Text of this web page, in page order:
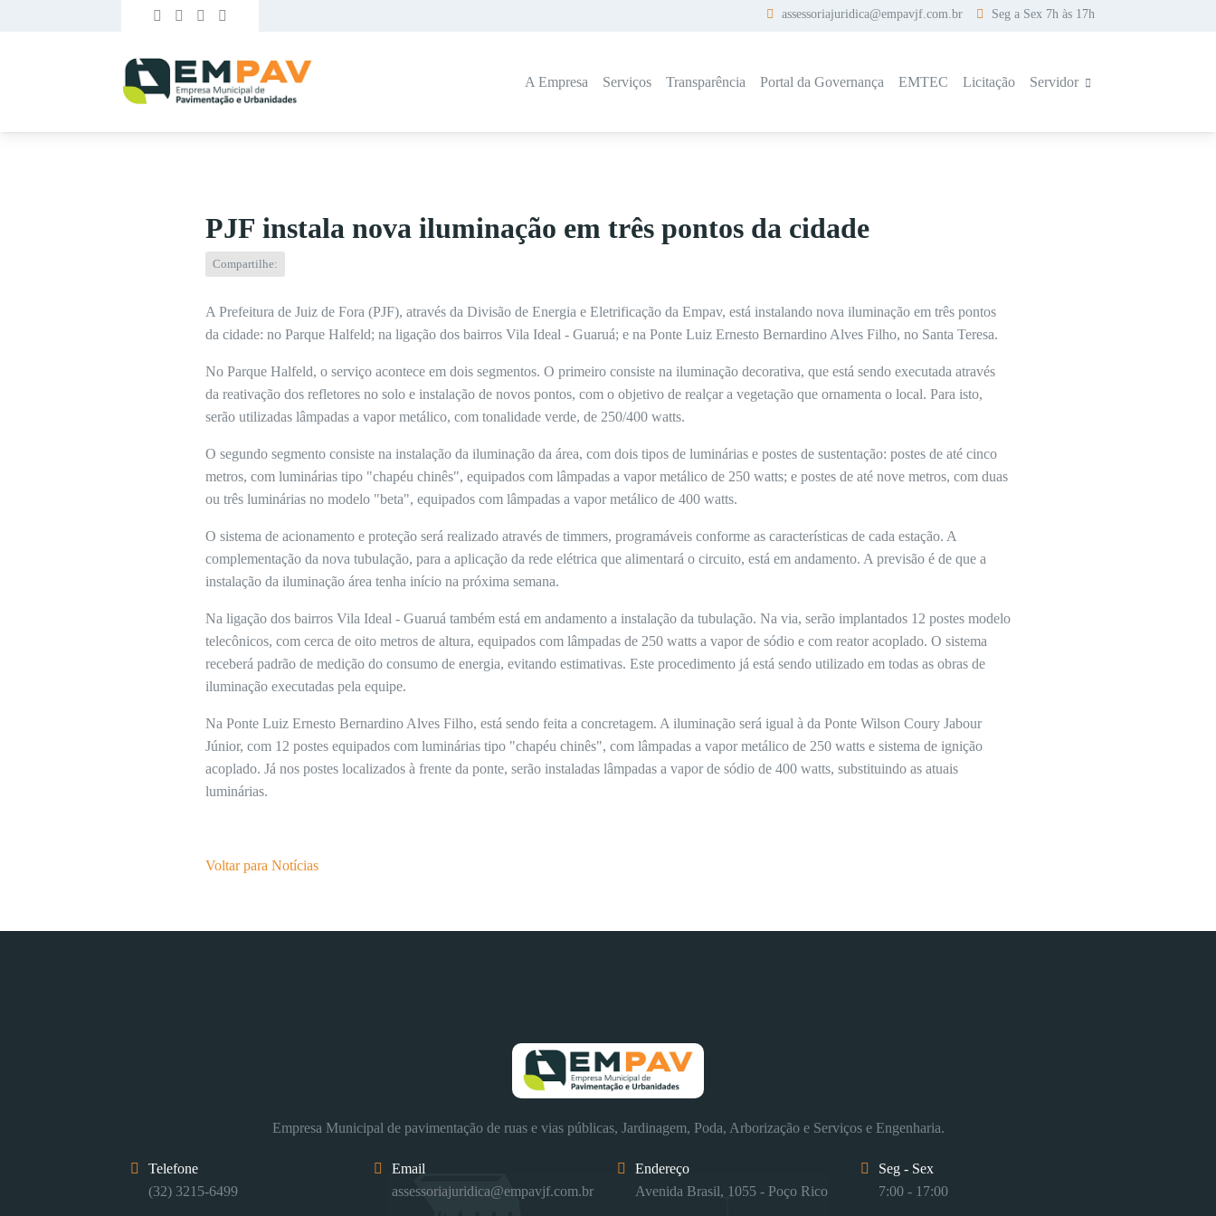
assessoriajuridica@empavjf.com.br Seg a Sex 7h às 17h
A Empresa Serviços Transparência Portal da Governança EMTEC Licitação Servidor
PJF instala nova iluminação em três pontos da cidade
Compartilhe:
A Prefeitura de Juiz de Fora (PJF), através da Divisão de Energia e Eletrificação da Empav, está instalando nova iluminação em três pontos
da cidade: no Parque Halfeld; na ligação dos bairros Vila Ideal - Guaruá; e na Ponte Luiz Ernesto Bernardino Alves Filho, no Santa Teresa.
No Parque Halfeld, o serviço acontece em dois segmentos. O primeiro consiste na iluminação decorativa, que está sendo executada através
da reativação dos refletores no solo e instalação de novos pontos, com o objetivo de realçar a vegetação que ornamenta o local. Para isto,
serão utilizadas lâmpadas a vapor metálico, com tonalidade verde, de 250/400 watts.
O segundo segmento consiste na instalação da iluminação da área, com dois tipos de luminárias e postes de sustentação: postes de até cinco
metros, com luminárias tipo "chapéu chinês", equipados com lâmpadas a vapor metálico de 250 watts; e postes de até nove metros, com duas
ou três luminárias no modelo "beta", equipados com lâmpadas a vapor metálico de 400 watts.
O sistema de acionamento e proteção será realizado através de timmers, programáveis conforme as características de cada estação. A
complementação da nova tubulação, para a aplicação da rede elétrica que alimentará o circuito, está em andamento. A previsão é de que a
instalação da iluminação área tenha início na próxima semana.
Na ligação dos bairros Vila Ideal - Guaruá também está em andamento a instalação da tubulação. Na via, serão implantados 12 postes modelo
telecônicos, com cerca de oito metros de altura, equipados com lâmpadas de 250 watts a vapor de sódio e com reator acoplado. O sistema
receberá padrão de medição do consumo de energia, evitando estimativas. Este procedimento já está sendo utilizado em todas as obras de
iluminação executadas pela equipe.
Na Ponte Luiz Ernesto Bernardino Alves Filho, está sendo feita a concretagem. A iluminação será igual à da Ponte Wilson Coury Jabour
Júnior, com 12 postes equipados com luminárias tipo "chapéu chinês", com lâmpadas a vapor metálico de 250 watts e sistema de ignição
acoplado. Já nos postes localizados à frente da ponte, serão instaladas lâmpadas a vapor de sódio de 400 watts, substituindo as atuais
luminárias.
Voltar para Notícias
Empresa Municipal de pavimentação de ruas e vias públicas, Jardinagem, Poda, Arborização e Serviços e Engenharia.
Telefone
(32) 3215-6499
Email
assessoriajuridica@empavjf.com.br
Endereço
Avenida Brasil, 1055 - Poço Rico
Seg - Sex
7:00 - 17:00